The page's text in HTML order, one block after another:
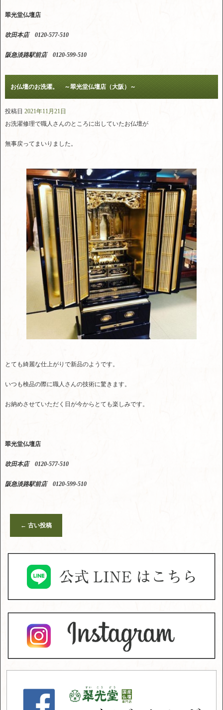
翠光堂仏壇店
吹田本店 0120-577-510
阪急淡路駅前店 0120-599-510
お仏壇のお洗濯。 ～翠光堂仏壇店（大阪）～
投稿日 2021年11月21日
お洗濯修理で職人さんのところに出していたお仏壇が
無事戻ってまいりました。
とても綺麗な仕上がりで新品のようです。
いつも検品の際に職人さんの技術に驚きます。
お納めさせていただく日が今からとても楽しみです。
翠光堂仏壇店
吹田本店 0120-577-510
阪急淡路駅前店 0120-599-510
← 古い投稿